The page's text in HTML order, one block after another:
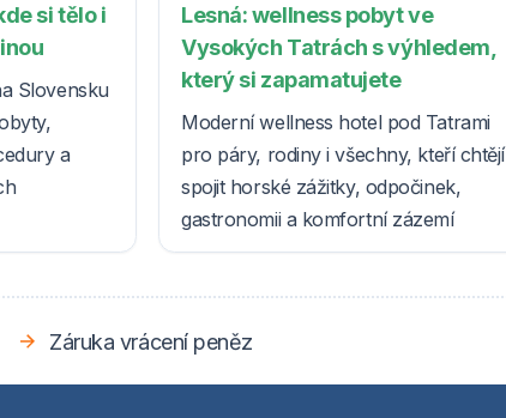
si tělo i
Slovensku
a
Lesná: wellness pobyt ve
Vysokých Tatrách s výhledem,
který si zapamatujete
Moderní wellness hotel pod Tatrami
pro páry, rodiny i všechny, kteří chtějí
spojit horské zážitky, odpočinek,
gastronomii a komfortní zázemí
Záruka vrácení peněz